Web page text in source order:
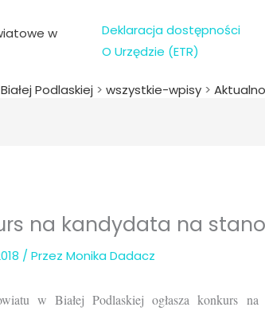
w
Deklaracja dostępności
O Urzędzie (ETR)
Podlaskiej > wszystkie-wpisy >
na kandydata na
/ PrzezMonika Dadacz
w Białej Podlaskiej ogłasza konkurs